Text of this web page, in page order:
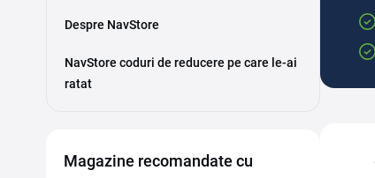
Despre NavStore
NavStore coduri de reducere pe care le-ai
ratat
Magazine recomandate cu